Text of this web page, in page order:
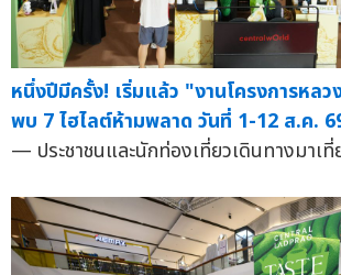
หนึ่งปีมีครั้ง! เริ่มแล้ว "งานโครงการหล
พบ 7 ไฮไลต์ห้ามพลาด วันที่ 1-12 ส.ค.
— ประชาชนและนักท่องเที่ยวเดินทางมาเที่